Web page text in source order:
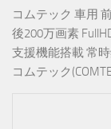
コムテック 車用
後200万画素
支援機能搭載 常
コムテック